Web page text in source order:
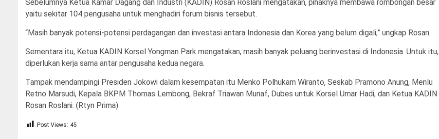
Sebelumnya Ketua Kamar Dagang dan Industri (KADIN) Rosan Roslani mengatakan, pihaknya membawa rombongan besar
yaitu sekitar 104 pengusaha untuk menghadiri forum bisnis tersebut.
“Masih banyak potensi-potensi perdagangan dan investasi antara Indonesia dan Korea yang belum digali,” ungkap Rosan.
Sementara itu, Ketua KADIN Korsel Yongman Park mengatakan, masih banyak peluang berinvestasi di Indonesia. Untuk itu,
diperlukan kerja sama antar pengusaha kedua negara.
Tampak mendampingi Presiden Jokowi dalam kesempatan itu Menko Polhukam Wiranto, Seskab Pramono Anung, Menlu
Retno Marsudi, Kepala BKPM Thomas Lembong, Bekraf Triawan Munaf, Dubes untuk Korsel Umar Hadi, dan Ketua KADIN
Rosan Roslani. (Rtyn Prima)
Post Views: 45